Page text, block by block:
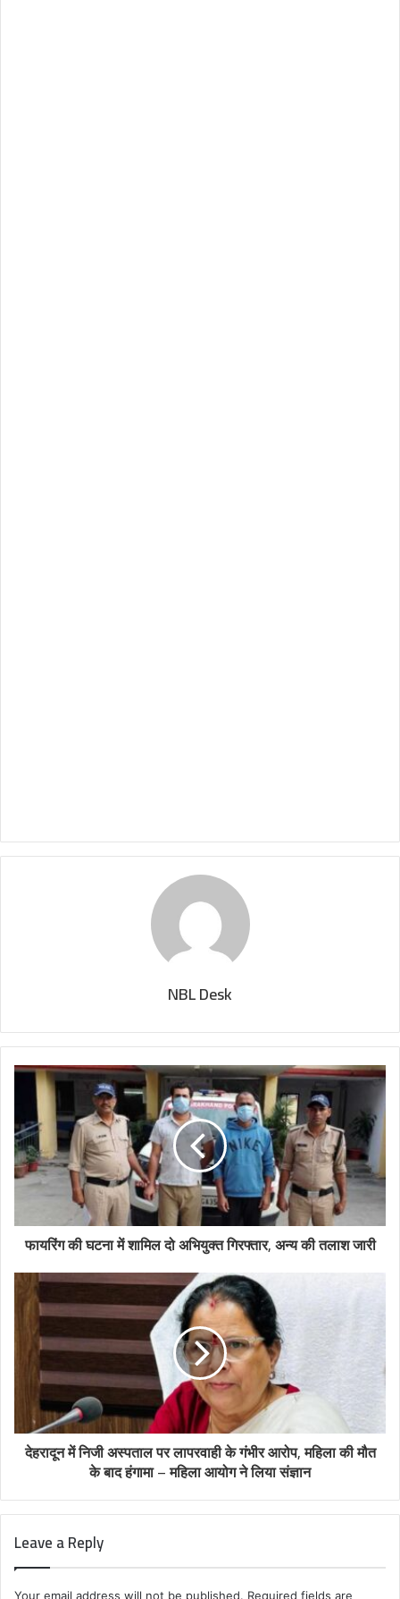
NBL Desk
फायरिंग की घटना में शामिल दो अभियुक्त गिरफ्तार, अन्य की तलाश जारी
देहरादून में निजी अस्पताल पर लापरवाही के गंभीर आरोप, महिला की मौत
के बाद हंगामा – महिला आयोग ने लिया संज्ञान
Leave a Reply
Your email address will not be published. Required fields are